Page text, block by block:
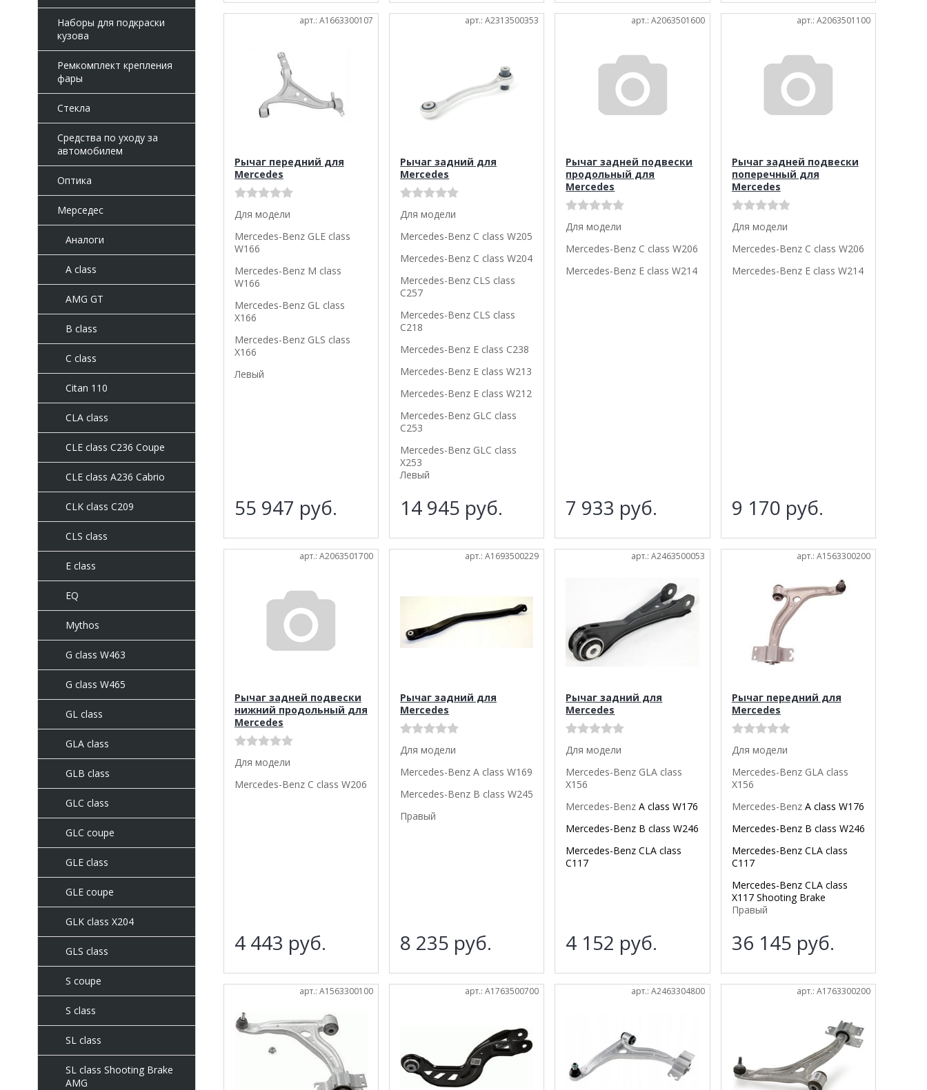
Наборы для подкраски
кузова
Ремкомплект крепления
фары
Стекла
Средства по уходу за
автомобилем
Оптика
Мерседес
Аналоги
A class
AMG GT
B class
C class
Citan 110
CLA class
CLE class C236 Coupe
CLE class A236 Cabrio
CLK class C209
CLS class
E class
EQ
Mythos
G class W463
G class W465
GL class
GLA class
GLB class
GLC class
GLC coupe
GLE class
GLE coupe
GLK class X204
GLS class
S coupe
S class
SL class
SL class Shooting Brake
AMG
арт.: A1663300107
Рычаг передний для
Mercedes
Для модели
Mercedes-Benz GLE class
W166
Mercedes-Benz M class
W166
Mercedes-Benz GL class
X166
Mercedes-Benz GLS class
X166
Левый
55 947 руб.
арт.: A2313500353
Рычаг задний для
Mercedes
Для модели
Mercedes-Benz C class W205
Mercedes-Benz C class W204
Mercedes-Benz CLS class
C257
Mercedes-Benz CLS class
C218
Mercedes-Benz E class C238
Mercedes-Benz E class W213
Mercedes-Benz E class W212
Mercedes-Benz GLC class
C253
Mercedes-Benz GLC class
X253
Левый
14 945 руб.
арт.: A2063501600
Рычаг задней подвески
продольный для
Mercedes
Для модели
Mercedes-Benz C class W206
Mercedes-Benz E class W214
7 933 руб.
арт.: A2063501100
Рычаг задней подвески
поперечный для
Mercedes
Для модели
Mercedes-Benz C class W206
Mercedes-Benz E class W214
9 170 руб.
арт.: A2063501700
Рычаг задней подвески
нижний продольный для
Mercedes
Для модели
Mercedes-Benz C class W206
4 443 руб.
арт.: A1693500229
Рычаг задний для
Mercedes
Для модели
Mercedes-Benz A class W169
Mercedes-Benz B class W245
Правый
8 235 руб.
арт.: A2463500053
Рычаг задний для
Mercedes
Для модели
Mercedes-Benz GLA class
X156
Mercedes-Benz A class W176
Mercedes-Benz B class W246
Mercedes-BenzCLA class
C117
4 152 руб.
арт.: A1563300200
Рычаг передний для
Mercedes
Для модели
Mercedes-Benz GLA class
X156
Mercedes-Benz A class W176
Mercedes-Benz B class W246
Mercedes-Benz CLA class
C117
Mercedes-Benz CLA class
X117 Shooting Brake
Правый
36 145 руб.
арт.: A1563300100 арт.: A1763500700 арт.: A2463304800 арт.: A1763300200